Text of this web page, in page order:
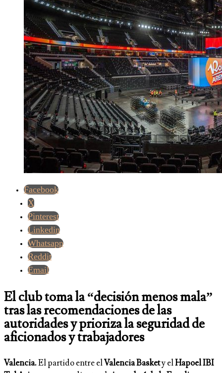
Facebook
X
Pinterest
Linkedin
Whatsapp
Reddit
Email
El club toma la “decisión menos mala”
tras las recomendaciones de las
autoridades y prioriza la seguridad de
aficionados y trabajadores
Valencia.El partido entre elValencia Baskety elHapoel IBI